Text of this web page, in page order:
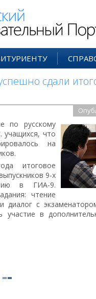
сдали
по русскому
учащихся, что
на
итоговое
9-х
в ГИА-9.
чтение
диалог с
участие в